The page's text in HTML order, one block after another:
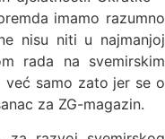
imamo razumno
nisu niti u najmanjoj
rada na svemirskim
samo zato jer se o
za ZG-magazin.